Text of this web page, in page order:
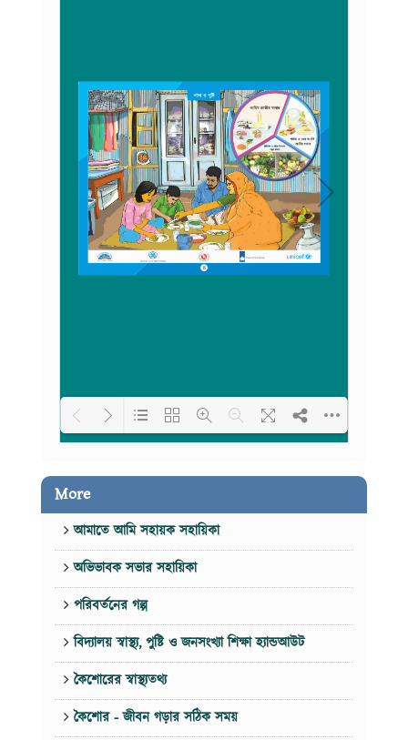
More
আমাতে আমি সহায়ক সহায়িকা
অভিভাবক সভার সহায়িকা
পরিবর্তনের গল্প
বিদ্যালয় স্বাস্থ্য, পুষ্টি ও জনসংখ্যা শিক্ষা হ্যান্ডআউট
কৈশোরের স্বাস্থ্যতথ্য
কৈশোর - জীবন গড়ার সঠিক সময়